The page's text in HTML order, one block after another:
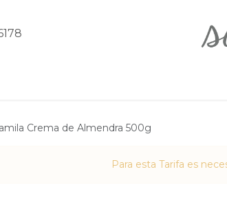
Crema de Almendra 500g
Para esta Tarifa es